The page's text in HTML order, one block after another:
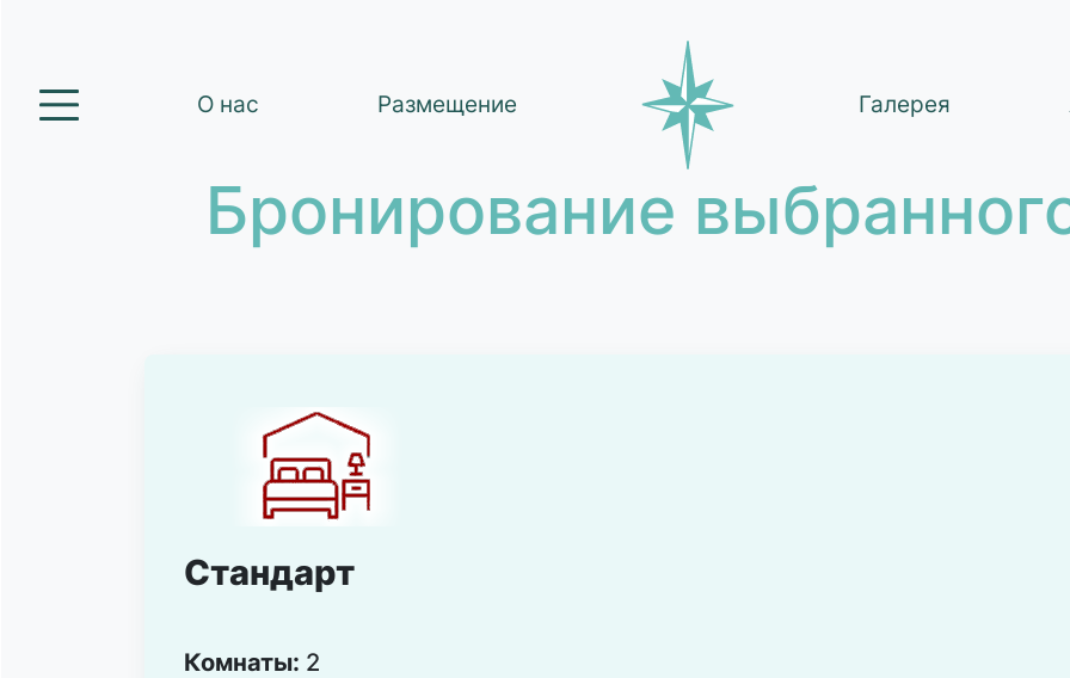
О нас Размещение Галерея
Бронирование
Стандарт
Комнаты: 2